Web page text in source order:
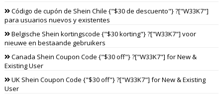
Código de cupón de Shein Chile {"$30 de descuento"} ?["W33K7"]
para usuarios nuevos y existentes
Belgische Shein kortingscode {"$30 korting"} ?["W33K7"] voor
nieuwe en bestaande gebruikers
Canada Shein Coupon Code {"$30 off"} ?["W33K7"] for New &
Existing User
UK Shein Coupon Code {"$30 off"} ?["W33K7"] for New & Existing
User